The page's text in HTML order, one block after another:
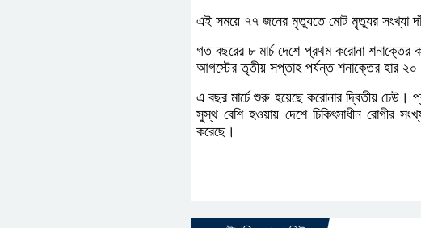
এই সময়ে ৭৭ জনের মৃত্যুতে মোট মৃ্ত্যুর সংখ্যা
গত বছরের ৮ মার্চ দেশে প্রথম করোনা শনাক্তের
আগস্টের তৃতীয় সপ্তাহ পর্যন্ত শনাক্তের হার ২০
এ বছর মার্চে শুরু হয়েছে করোনার দ্বিতীয় ঢেউ।
সুস্থ বেশি হওয়ায় দেশে চিকিৎসাধীন রোগীর
করেছে।